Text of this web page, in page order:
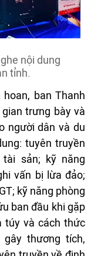
nội dung
tỉnh.
ban Thanh
trưng bày và
người dân và du
tuyên truyền
sản; kỹ năng
vấn bị lừa đảo;
kỹ năng phòng
ban đầu khi gặp
túy và cách thức
thương tích,